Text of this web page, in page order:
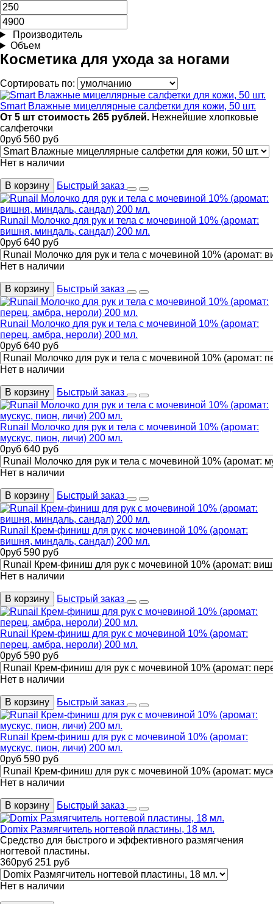
Производитель
Объем
Косметика для ухода за ногами
Сортировать по:
Smart Влажные мицеллярные салфетки для кожи, 50 шт.
От 5 шт стоимость 265 рублей. Нежнейшие хлопковые
салфеточки
0руб 560 руб
Нет в наличии
В корзину Быстрый заказ
Runail Молочко для рук и тела с мочевиной 10% (аромат:
вишня, миндаль, сандал) 200 мл.
0руб 640 руб
Нет в наличии
В корзину Быстрый заказ
Runail Молочко для рук и тела с мочевиной 10% (аромат:
перец, амбра, нероли) 200 мл.
0руб 640 руб
Нет в наличии
В корзину Быстрый заказ
Runail Молочко для рук и тела с мочевиной 10% (аромат:
мускус, пион, личи) 200 мл.
0руб 640 руб
Нет в наличии
В корзину Быстрый заказ
Runail Крем-финиш для рук с мочевиной 10% (аромат:
вишня, миндаль, сандал) 200 мл.
0руб 590 руб
Нет в наличии
В корзину Быстрый заказ
Runail Крем-финиш для рук с мочевиной 10% (аромат:
перец, амбра, нероли) 200 мл.
0руб 590 руб
Нет в наличии
В корзину Быстрый заказ
Runail Крем-финиш для рук с мочевиной 10% (аромат:
мускус, пион, личи) 200 мл.
0руб 590 руб
Нет в наличии
В корзину Быстрый заказ
Domix Размягчитель ногтевой пластины, 18 мл.
Средство для быстрого и эффективного размягчения
ногтевой пластины.
360руб 251 руб
Нет в наличии